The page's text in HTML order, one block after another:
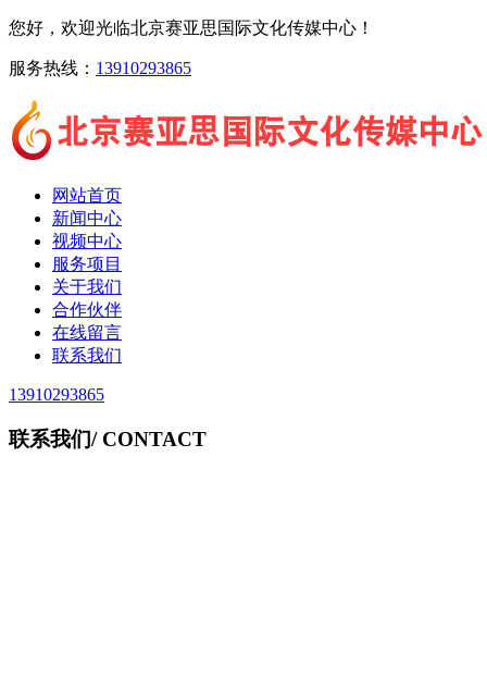
您好，欢迎光临北京赛亚思国际文化传媒中心！
服务热线： 13910293865
网站首页
新闻中心
视频中心
服务项目
关于我们
合作伙伴
在线留言
联系我们
13910293865
联系我们/ CONTACT